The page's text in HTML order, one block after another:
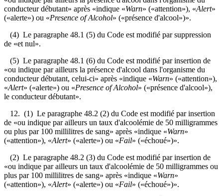
conducteur débutant» après «indique «Warn» («attention»), «Alert»
(«alerte») ou «Presence of Alcohol» («présence d'alcool»)».
(4) Le paragraphe 48.1 (5) du Code est modifié par suppression
de «et nul».
(5) Le paragraphe 48.1 (6) du Code est modifié par insertion de
«ou indique par ailleurs la présence d'alcool dans l'organisme du
conducteur débutant, celui-ci» après «indique «Warn» («attention»),
«Alert» («alerte») ou «Presence of Alcohol» («présence d'alcool»),
le conducteur débutant».
12. (1) Le paragraphe 48.2 (2) du Code est modifié par insertion
de «ou indique par ailleurs un taux d'alcoolémie de 50 milligrammes
ou plus par 100 millilitres de sang» après «indique «Warn»
(«attention»), «Alert» («alerte») ou «Fail» («échoué»)».
(2) Le paragraphe 48.2 (3) du Code est modifié par insertion de
«ou indique par ailleurs un taux d'alcoolémie de 50 milligrammes ou
plus par 100 millilitres de sang» après «indique «Warn»
(«attention»), «Alert» («alerte») ou «Fail» («échoué»)».